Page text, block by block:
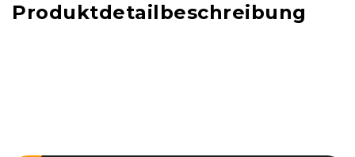
Produktdetailbeschreibung